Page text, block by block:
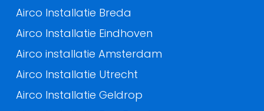
Airco Installatie Breda
Airco Installatie Eindhoven
Airco installatie Amsterdam
Airco Installatie Utrecht
Airco Installatie Geldrop